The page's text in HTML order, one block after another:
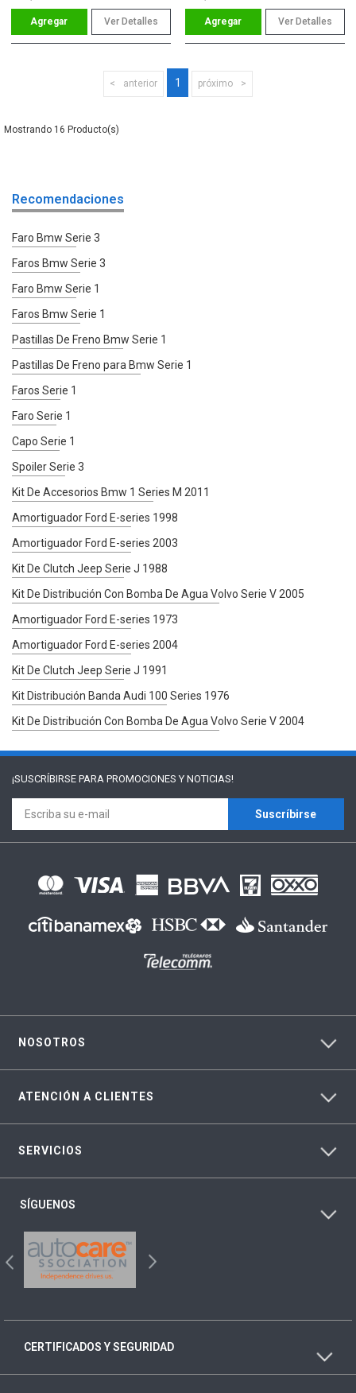
Ver Detalles Ver Detalles
anterior 1 próximo
16
Recomendaciones
Faro Bmw Serie 3
Faros Bmw Serie 3
Faro Bmw Serie 1
Faros Bmw Serie 1
Pastillas De Freno Bmw Serie 1
Pastillas De Freno para Bmw Serie 1
Faros Serie 1
Faro Serie 1
Capo Serie 1
Spoiler Serie 3
Kit De Accesorios Bmw 1 Series M 2011
Amortiguador Ford E-series 1998
Amortiguador Ford E-series 2003
Kit De Clutch Jeep Serie J 1988
Kit De Distribución Con Bomba De Agua Volvo Serie V 2005
Amortiguador Ford E-series 1973
Amortiguador Ford E-series 2004
Kit De Clutch Jeep Serie J 1991
Kit Distribución Banda Audi 100 Series 1976
Kit De Distribución Con Bomba De Agua Volvo Serie V 2004
¡SUSCRÍBIRSE PARA PROMOCIONES Y NOTICIAS!
Suscríbirse
NOSOTROS
ATENCIÓN A CLIENTES
SERVICIOS
SÍGUENOS
CERTIFICADOS Y SEGURIDAD